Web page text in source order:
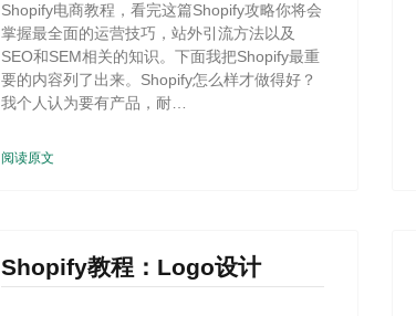
Shopify电商教程，看完这篇Shopify攻略你将会
掌握最全面的运营技巧，站外引流方法以及
SEO和SEM相关的知识。下面我把Shopify最重
要的内容列了出来。Shopify怎么样才做得好？
我个人认为要有产品，耐…
阅读原文
Shopify教程：Logo设计